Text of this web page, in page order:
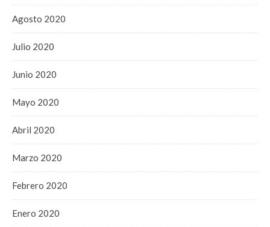
Agosto 2020
Julio 2020
Junio 2020
Mayo 2020
Abril 2020
Marzo 2020
Febrero 2020
Enero 2020